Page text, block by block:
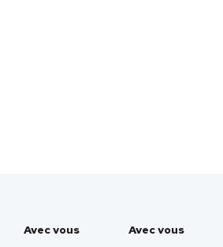
Avec vous
Avec vous